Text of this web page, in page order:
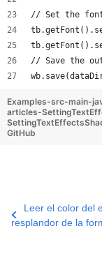
// Set the
// Save the
Examples-src-main-
articles-
GitHub
Leer el color del
resplandor de la